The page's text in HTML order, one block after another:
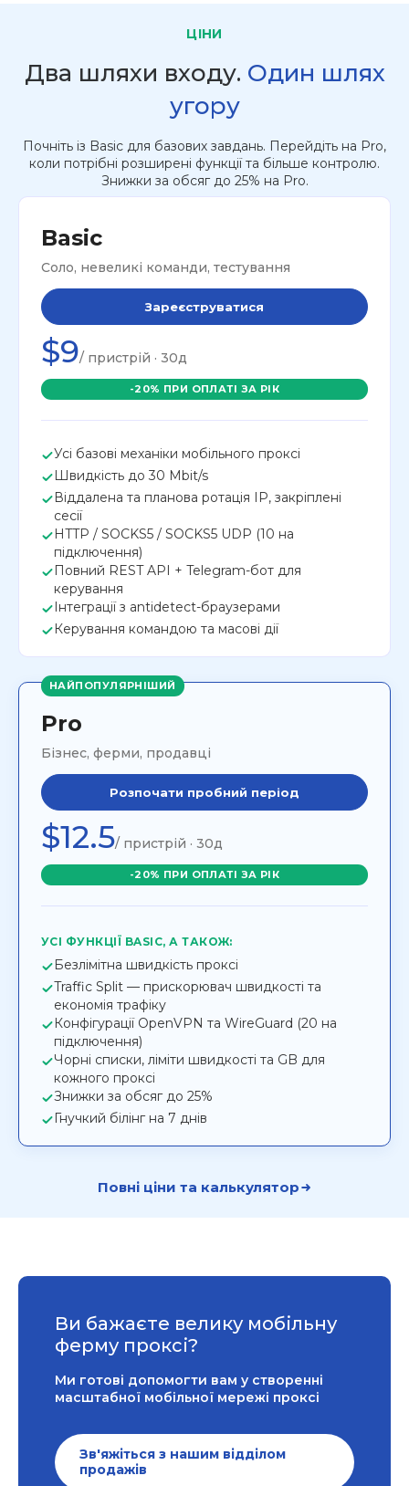
ЦІНИ
Два шляхи входу. Один шлях
угору
Почніть із Basic для базових завдань. Перейдіть на Pro,
коли потрібні розширені функції та більше контролю.
Знижки за обсяг до 25% на Pro.
Basic
Соло, невеликі команди, тестування
Зареєструватися
$9/ пристрій · 30д
-20% ПРИ ОПЛАТІ ЗА РІК
Усі базові механіки мобільного проксі
Швидкість до 30 Mbit/s
Віддалена та планова ротація IP, закріплені
сесії
HTTP / SOCKS5 / SOCKS5 UDP (10 на
підключення)
Повний REST API + Telegram-бот для
керування
Інтеграції з antidetect-браузерами
Керування командою та масові дії
НАЙПОПУЛЯРНІШИЙ
Pro
Бізнес, ферми, продавці
Розпочати пробний період
$12.5/ пристрій · 30д
-20% ПРИ ОПЛАТІ ЗА РІК
УСІ ФУНКЦІЇ BASIC, А ТАКОЖ:
Безлімітна швидкість проксі
Traffic Split — прискорювач швидкості та
економія трафіку
Конфігурації OpenVPN та WireGuard (20 на
підключення)
Чорні списки, ліміти швидкості та GB для
кожного проксі
Знижки за обсяг до 25%
Гнучкий білінг на 7 днів
Повні ціни та калькулятор
Ви бажаєте велику мобільну
ферму проксі?
Ми готові допомогти вам у створенні
масштабної мобільної мережі проксі
Зв'яжіться з нашим відділом
продажів